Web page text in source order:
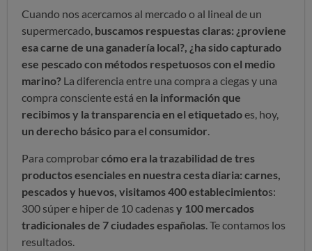
Cuando nos acercamos al mercado o al lineal de un
supermercado, buscamos respuestas claras: ¿proviene
esa carne de una ganadería local?, ¿ha sido capturado
ese pescado con métodos respetuosos con el medio
marino? La diferencia entre una compra a ciegas y una
compra consciente está en la información que
recibimos y la transparencia en el etiquetadoes, hoy,
un derecho básico para el consumidor
Para comprobarcómo era la trazabilidad de tres
productos esenciales en nuestra cesta diaria: carnes,
pescados y huevos, visitamos 400 establecimientos:
300 súper e hiper de 10 cadenas y 100 mercados
tradicionales de 7 ciudades españolas . Te contamos los
resultados.